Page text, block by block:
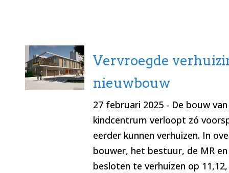
Vervroegde
nieuwbouw
27 februari 2025- De bouw
kindcentrum verloopt zó
eerder kunnen verhuizen. In
bouwer, het bestuur, de MR
besloten te verhuizen op